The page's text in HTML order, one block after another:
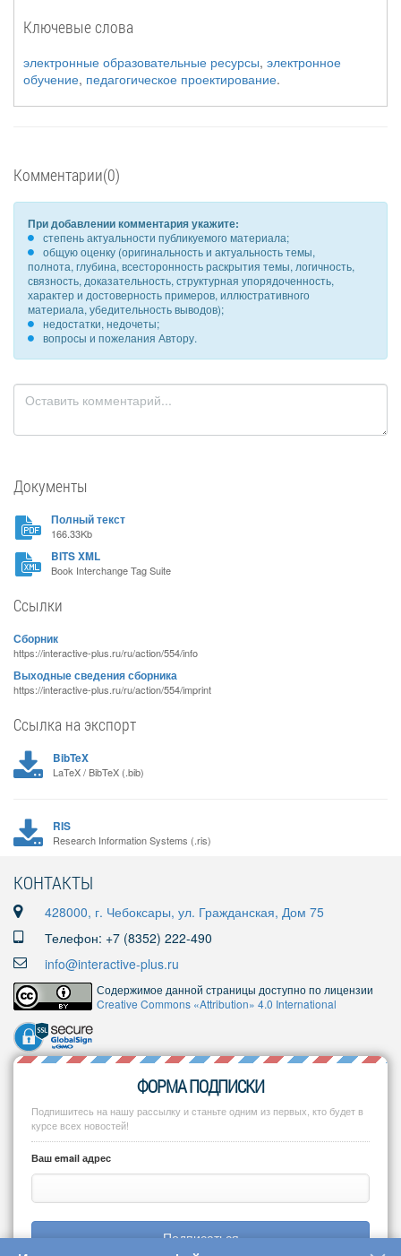
Ключевые слова
электронные образовательные ресурсы, электронное
обучение, педагогическое проектирование.
Комментарии(0)
При добавлении комментария укажите:
степень актуальности публикуемого материала;
общую оценку (оригинальность и актуальность темы,
полнота, глубина, всесторонность раскрытия темы, логичность,
связность, доказательность, структурная упорядоченность,
характер и достоверность примеров, иллюстративного
материала, убедительность выводов);
недостатки, недочеты;
вопросы и пожелания Автору.
Документы
Полный текст
166.33Kb
BITS XML
Book Interchange Tag Suite
Ссылки
Сборник
https://interactive-plus.ru/ru/action/554/info
Выходные сведения сборника
https://interactive-plus.ru/ru/action/554/imprint
Ссылка на экспорт
BibTeX
LaTeX / BibTeX (.bib)
RIS
Research Information Systems (.ris)
КОНТАКТЫ
428000, г. Чебоксары, ул. Гражданская, Дом 75
Телефон: +7 (8352) 222-490
info@interactive-plus.ru
Содержимое данной страницы доступно по лицензии
Creative Commons «Attribution» 4.0 International
ФОРМА ПОДПИСКИ
Подпишитесь на нашу рассылку и станьте одним из первых, кто будет в
курсе всех новостей!
Ваш email адрес
Подписаться